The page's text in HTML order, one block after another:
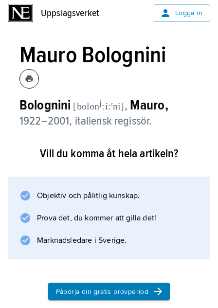
Uppslagsverket Logga in
Mauro Bolognini
Bolognini [bolonj:i:ʹni], Mauro,
1922–2001, italiensk regissör.
filmatiseringar, som förenade ett estetiserande
(efter Svevo, 1962),
(efter Moravia, 1962) och
Metello
(efter Pratolini, 1970). Pasolini skrev flera
Den vackre Antonio
(1960). Bolognini regisserade
Vill du komma åt hela artikeln?
Objektiv och pålitlig kunskap.
Prova det, du kommer att gilla det!
Marknadsledare i Sverige.
Påbörja din gratis provperiod